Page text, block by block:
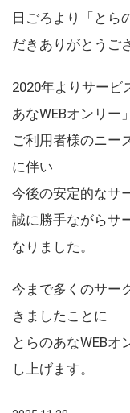
日ごろより「とら
だきありがとうご
2020年よりサービ
あなWEBオンリー
ご利用者様のニー
に伴い
今後の安定的なサ
誠に勝手ながらサ
なりました。
今まで多くのサー
きましたことに
とらのあなWEBオ
し上げます。